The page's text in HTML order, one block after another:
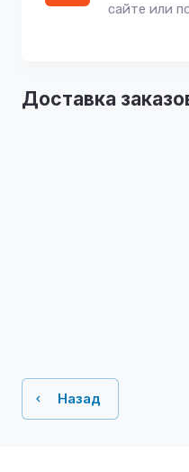
сайте или
Доставка
Назад